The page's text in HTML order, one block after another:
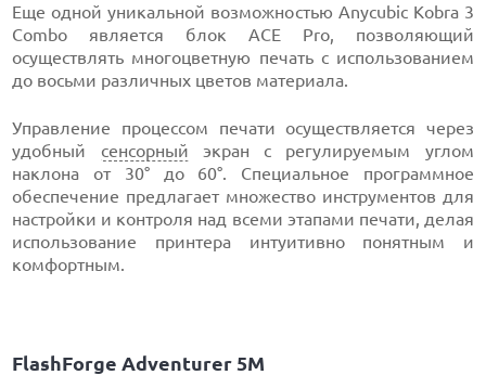
Еще одной уникальной возможностью Anycubic Kobra 3
Combo является блок ACE Pro, позволяющий
осуществлять многоцветную печать с использованием
до восьми различных цветов материала.
Управление процессом печати осуществляется через
удобный сенсорный экран с регулируемым углом
наклона от 30° до 60°. Специальное программное
обеспечение предлагает множество инструментов для
настройки и контроля над всеми этапами печати, делая
использование принтера интуитивно понятным и
комфортным.
FlashForge Adventurer 5М